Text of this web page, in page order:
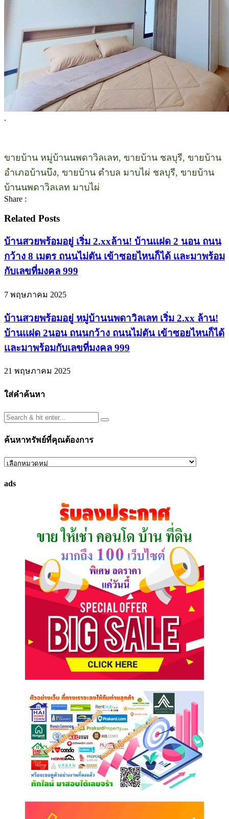
.
ขายบ้าน หมู่บ้านนพดาวิลเลท, ขายบ้าน ชลบุรี, ขายบ้าน
อำเภอบ้านบึง, ขายบ้าน ตำบล มาบไผ่ ชลบุรี, ขายบ้าน
บ้านนพดาวิลเลท มาบไผ่
Share :
Related Posts
บ้านสวยพร้อมอยู่ เริ่ม 2.xxล้าน! บ้านเเฝด 2 นอน ถนน
กว้าง 8 เมตร ถนนไม่ตัน เข้าซอยไหนก็ได้ เเละมาพร้อม
กับเลขที่มงคล 999
7 พฤษภาคม 2025
บ้านสวยพร้อมอยู่ หมู่บ้านนพดาวิลเลท เริ่ม 2.xx ล้าน!
บ้านเเฝด 2นอน ถนนกว้าง ถนนไม่ตัน เข้าซอยไหนก็ได้
เเละมาพร้อมกับเลขที่มงคล 999
21 พฤษภาคม 2025
ใส่คำค้นหา
ค้นหาทรัพย์ที่คุณต้องการ
ค้นหา
ที่
ads